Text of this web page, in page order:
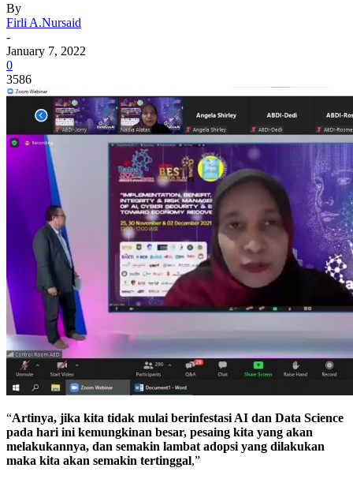
By
Firli A.Nursaid
-
January 7, 2022
0
3586
“Artinya, jika kita tidak mulai berinfestasi AI dan Data Science
pada hari ini kemungkinan besar, pesaing kita yang akan
melakukannya, dan semakin lambat adopsi yang dilakukan
maka kita akan semakin tertinggal,”